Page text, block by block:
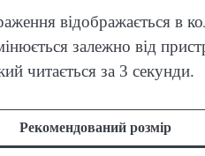
відображається в
залежно від
читається за 3 секунди.
Рекомендований розмір